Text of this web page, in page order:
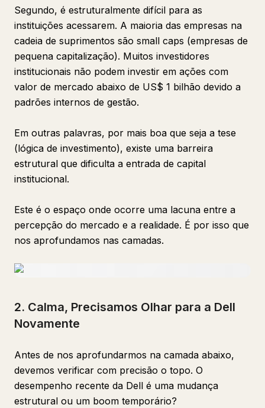
Segundo, é estruturalmente difícil para as
instituições acessarem. A maioria das empresas na
cadeia de suprimentos são small caps (empresas de
pequena capitalização). Muitos investidores
institucionais não podem investir em ações com
valor de mercado abaixo de US$ 1 bilhão devido a
padrões internos de gestão.
Em outras palavras, por mais boa que seja a tese
(lógica de investimento), existe uma barreira
estrutural que dificulta a entrada de capital
institucional.
Este é o espaço onde ocorre uma lacuna entre a
percepção do mercado e a realidade. É por isso que
nos aprofundamos nas camadas.
2. Calma, Precisamos Olhar para a Dell
Novamente
Antes de nos aprofundarmos na camada abaixo,
devemos verificar com precisão o topo. O
desempenho recente da Dell é uma mudança
estrutural ou um boom temporário?